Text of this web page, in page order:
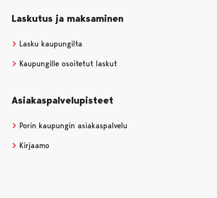
Laskutus ja maksaminen
Lasku kaupungilta
Kaupungille osoitetut laskut
Asiakaspalvelupisteet
Porin kaupungin asiakaspalvelu
Kirjaamo